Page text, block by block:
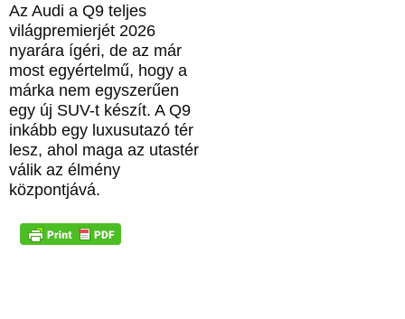
Az Audi a Q9 teljes
világpremierjét 2026
nyarára ígéri, de az már
most egyértelmű, hogy a
márka nem egyszerűen
egy új SUV-t készít. A Q9
inkább egy luxusutazó tér
lesz, ahol maga az utastér
válik az élmény
központjává.